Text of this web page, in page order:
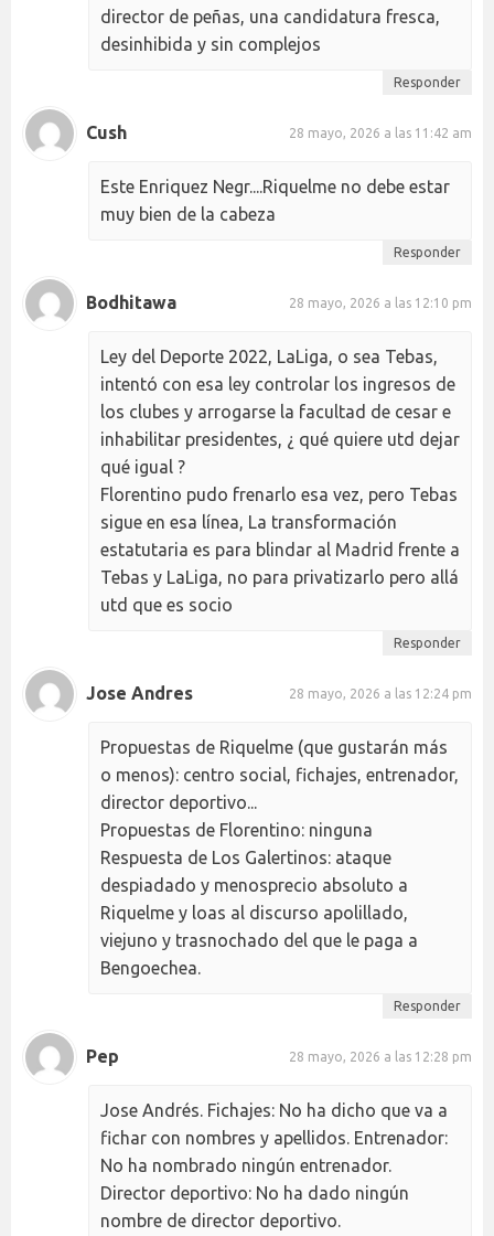
director de peñas, una candidatura fresca,
desinhibida y sin complejos
Responder
Cush 28 mayo, 2026 a las 11:42 am
Este Enriquez Negr....Riquelme no debe estar
muy bien de la cabeza
Responder
Bodhitawa 28 mayo, 2026 a las 12:10 pm
Ley del Deporte 2022, LaLiga, o sea Tebas,
intentó con esa ley controlar los ingresos de
los clubes y arrogarse la facultad de cesar e
inhabilitar presidentes, ¿ qué quiere utd dejar
qué igual ?
Florentino pudo frenarlo esa vez, pero Tebas
sigue en esa línea, La transformación
estatutaria es para blindar al Madrid frente a
Tebas y LaLiga, no para privatizarlo pero allá
utd que es socio
Responder
Jose Andres 28 mayo, 2026 a las 12:24 pm
Propuestas de Riquelme (que gustarán más
o menos): centro social, fichajes, entrenador,
director deportivo...
Propuestas de Florentino: ninguna
Respuesta de Los Galertinos: ataque
despiadado y menosprecio absoluto a
Riquelme y loas al discurso apolillado,
viejuno y trasnochado del que le paga a
Bengoechea.
Responder
Pep 28 mayo, 2026 a las 12:28 pm
Jose Andrés. Fichajes: No ha dicho que va a
fichar con nombres y apellidos. Entrenador:
No ha nombrado ningún entrenador.
Director deportivo: No ha dado ningún
nombre de director deportivo.